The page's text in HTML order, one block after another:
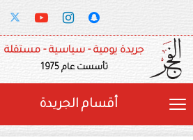
جريدة يومية - سياسية - مستقلة
تأسست عام 1975
أقسام الجريدة